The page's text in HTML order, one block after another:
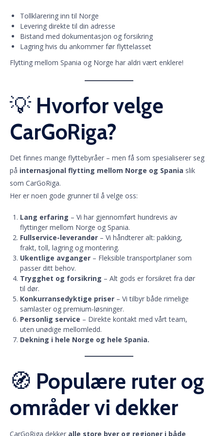
Tollklarering inn til Norge
Levering direkte til din adresse
Bistand med dokumentasjon og forsikring
Lagring hvis du ankommer før flyttelasset
Flytting mellom Spania og Norge har aldri vært enklere!
💡 Hvorfor velge
CarGoRiga?
Det finnes mange flyttebyråer – men få som spesialiserer seg
på internasjonal flytting mellom Norge og Spania slik
som CarGoRiga.
Her er noen gode grunner til å velge oss:
Lang erfaring – Vi har gjennomført hundrevis av
flyttinger mellom Norge og Spania.
Fullservice-leverandør – Vi håndterer alt: pakking,
frakt, toll, lagring og montering.
Ukentlige avganger – Fleksible transportplaner som
passer ditt behov.
Trygghet og forsikring – Alt gods er forsikret fra dør
til dør.
Konkurransedyktige priser – Vi tilbyr både rimelige
samlaster og premium-løsninger.
Personlig service – Direkte kontakt med vårt team,
uten unødige mellomledd.
Dekning i hele Norge og hele Spania.
🧭 Populære ruter og
områder vi dekker
CarGoRiga dekker alle store byer og regioner i både